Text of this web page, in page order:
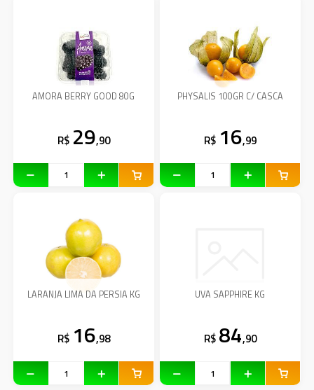
AMORA BERRY GOOD 80G
R$ 29,90
PHYSALIS 100GR C/ CASCA
R$ 16,99
LARANJA LIMA DA PERSIA KG
R$ 16,98
UVA SAPPHIRE KG
R$ 84,90